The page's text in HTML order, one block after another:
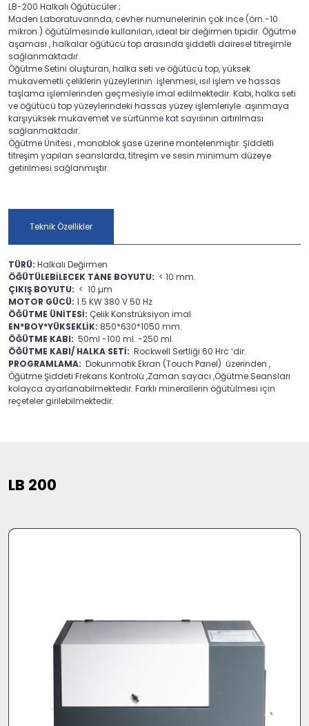
LB-200 Halkalı Öğütücüler ;
Maden Laboratuvarında, cevher numunelerinin çok ince (örn.-10
mikron ) öğütülmesinde kullanılan, ideal bir değirmen tipidir. Öğütme
aşaması , halkalar öğütücü top arasında şiddetli dairesel titreşimle
sağlanmaktadır.
Öğütme Setini oluşturan, halka seti ve öğütücü top, yüksek
mukavemetli çeliklerin yüzeylerinin işlenmesi, ısıl işlem ve hassas
taşlama işlemlerinden geçmesiyle imal edilmektedir. Kabı, halka seti
ve öğütücü top yüzeylerindeki hassas yüzey işlemleriyle aşınmaya
karşıyüksek mukavemet ve sürtünme kat sayısının artırılması
sağlanmaktadır.
Öğütme Ünitesi , monoblok şase üzerine montelenmiştir. Şiddetli
titreşim yapılan seanslarda, titreşim ve sesin minimum düzeye
getirilmesi sağlanmıştır.
Teknik Özellikler
TÜRÜ: Halkalı Değirmen
ÖĞÜTÜLEBİLECEK TANE BOYUTU: < 10 mm.
ÇIKIŞ BOYUTU: < 10 µm
MOTOR GÜCÜ: 1.5 KW 380 V 50 Hz
ÖĞÜTME ÜNİTESİ: Çelik Konstrüksiyon imal
EN*BOY*YÜKSEKLİK: 850*630*1050 mm.
ÖĞÜTME KABI: 50ml -100 ml. -250 ml.
ÖĞÜTME KABI/ HALKA SETİ: Rockwell Sertliği 60 Hrc ‘dir.
PROGRAMLAMA: Dokunmatik Ekran (Touch Panel) üzerinden ,
Öğütme Şiddeti Frekans Kontrolü ,Zaman sayacı ,Öğütme Seansları
kolayca ayarlanabilmektedir. Farklı minerallerin öğütülmesi için
reçeteler girilebilmektedir.
LB 200